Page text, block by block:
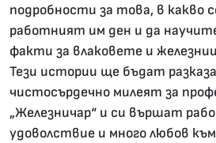
подробности за това, в какво
работният им ден и да
факти за влаковете и
Тези истории ще бъдат
чистосърдечно милеят за
„Железничар“ и си вършат
удоволствие и много любов